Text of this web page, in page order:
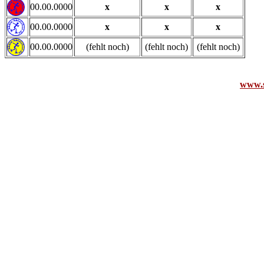
00.00.0000
x x
x
00.00.0000
x x
x
00.00.0000
(fehlt noch) (fehlt noch) (fehlt noch)